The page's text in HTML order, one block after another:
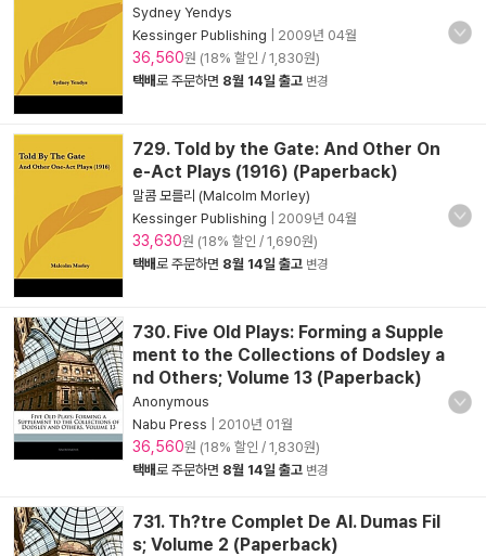
Sydney Yendys
Kessinger Publishing
2009년 04월
36,560원 (18% 할인 / 1,830원)
택배로 주문하면 8월 14일 출고 변경
729. Told by the Gate: And Other On
e-Act Plays (1916) (Paperback)
말콤 모를리 (Malcolm Morley)
Kessinger Publishing
2009년 04월
33,630원 (18% 할인 / 1,690원)
택배로 주문하면 8월 14일 출고 변경
730. Five Old Plays: Forming a Supple
ment to the Collections of Dodsley a
nd Others; Volume 13 (Paperback)
Anonymous
Nabu Press
2010년 01월
36,560원 (18% 할인 / 1,830원)
택배로 주문하면 8월 14일 출고 변경
731. Th?tre Complet De Al. Dumas Fil
s; Volume 2 (Paperback)